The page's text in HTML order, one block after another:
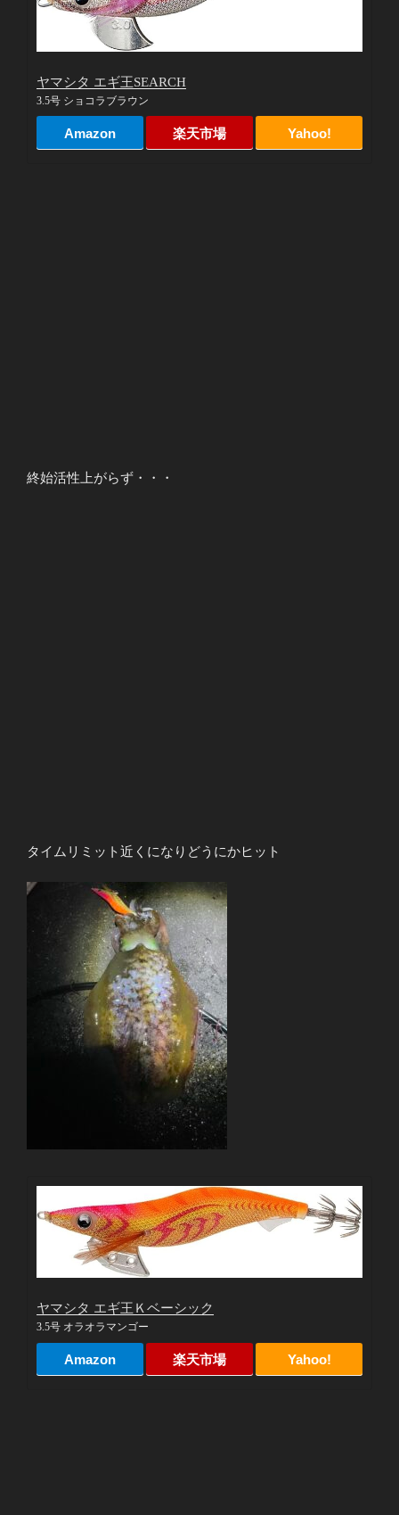
ヤマシタ エギ王SEARCH
3.5号 ショコラブラウン
Amazon 楽天市場 Yahoo!
終始活性上がらず・・・
タイムリミット近くになりどうにかヒット
ヤマシタ エギ王Ｋベーシック
3.5号 オラオラマンゴー
Amazon 楽天市場 Yahoo!